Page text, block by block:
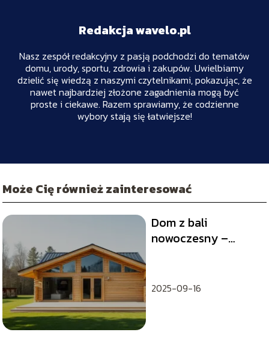
Redakcja wavelo.pl
Nasz zespół redakcyjny z pasją podchodzi do tematów
domu, urody, sportu, zdrowia i zakupów. Uwielbiamy
dzielić się wiedzą z naszymi czytelnikami, pokazując, że
nawet najbardziej złożone zagadnienia mogą być
proste i ciekawe. Razem sprawiamy, że codzienne
wybory stają się łatwiejsze!
Może Cię również zainteresować
Dom z bali
nowoczesny –
2025-09-16